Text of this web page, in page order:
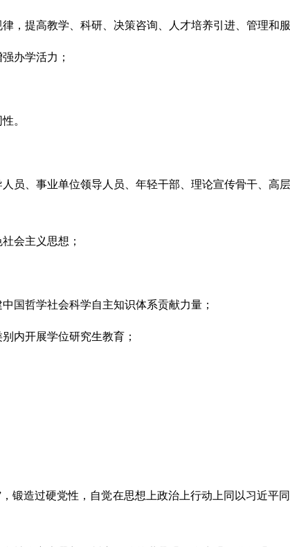
，提高教学、科研、决策咨询、人才培养引进、管理和服
办学活力；
。
员、事业单位领导人员、年轻干部、理论宣传骨干、高
会主义思想；
国哲学社会科学自主知识体系贡献力量；
内开展学位研究生教育；
锻造过硬党性，自觉在思想上政治上行动上同以习近平